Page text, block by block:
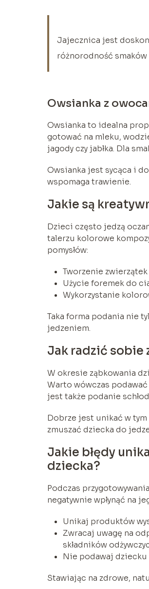
Jajecznica jest
różnorodność
Owsianka z
Owsianka to idealna
gotować na mleku,
jagody czy jabłka. Dla
Owsianka jest sycąca i
wspomaga trawienie.
Jakie są
Dzieci często jedzą
talerzu kolorowe
pomysłów:
Tworzenie
Użycie foremek do
Wykorzystanie
Taka forma podania nie
jedzeniem.
Jak radzić sobie
W okresie ząbkowania
Warto wówczas
jest także podanie
Dobrze jest unikać w tym
zmuszać dziecka do
Jakie błędy
dziecka?
Podczas
negatywnie wpłynąć na
Unikaj produktów
Zwracaj uwagę na
składników
Nie podawaj dziecku
Stawiając na zdrowe,